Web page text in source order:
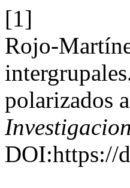
[1]
Rojo-
polarizados
DOI:https://